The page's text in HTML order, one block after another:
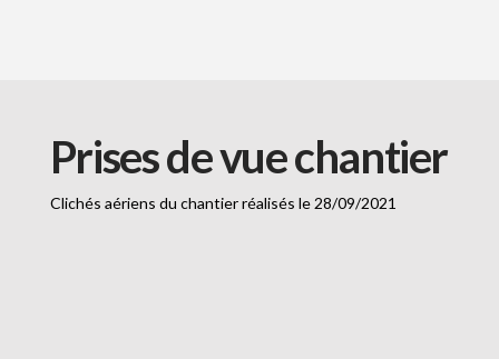
Prises de vue chantier
Clichés aériens du chantier réalisés le 28/09/2021